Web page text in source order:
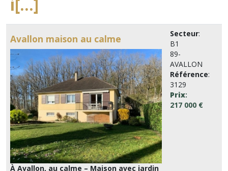
Avallon maison au calme
À Avallon, au calme – Maison avec jardin
Secteur:
B1
89-
AVALLON
Référence:
3129
Prix:
217 000 €